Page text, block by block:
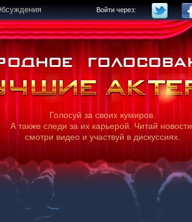
Войти через:
Голосуй за своих кумиров.
А также следи за их карьерой. Читай новости,
смотри видео и участвуй в дискуссиях.